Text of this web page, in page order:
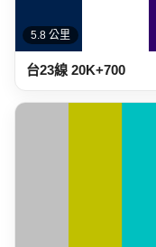
5.8 公里
台23線 20K+700